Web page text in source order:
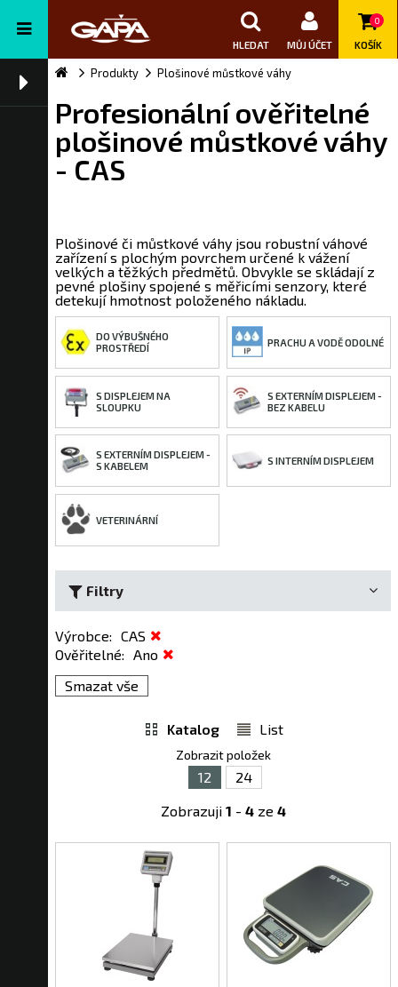
HLEDAT MŮJ ÚČET
0
KOŠÍK
Produkty Plošinové můstkové váhy
Profesionální ověřitelné
plošinové můstkové váhy
- CAS
Plošinové či můstkové váhy jsou robustní váhové
zařízení s plochým povrchem určené k vážení
velkých a těžkých předmětů. Obvykle se skládají z
pevné plošiny spojené s měřicími senzory, které
detekují hmotnost položeného nákladu.
DO VÝBUŠNÉHO
PROSTŘEDÍ
PRACHU A VODĚ ODOLNÉ
S DISPLEJEM NA
SLOUPKU
S EXTERNÍM DISPLEJEM -
BEZ KABELU
S EXTERNÍM DISPLEJEM -
S KABELEM
S INTERNÍM DISPLEJEM
VETERINÁRNÍ
Filtry
Výrobce: CAS
Ověřitelné: Ano
Smazat vše
Katalog List
Zobrazit položek
12
24
Zobrazuji 1 - 4ze 4